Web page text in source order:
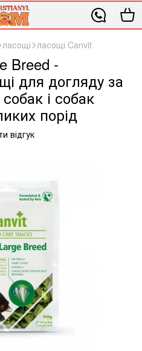
ласощі ласощі Canvit
Breed -
для догляду за
і собак
порід
відгук